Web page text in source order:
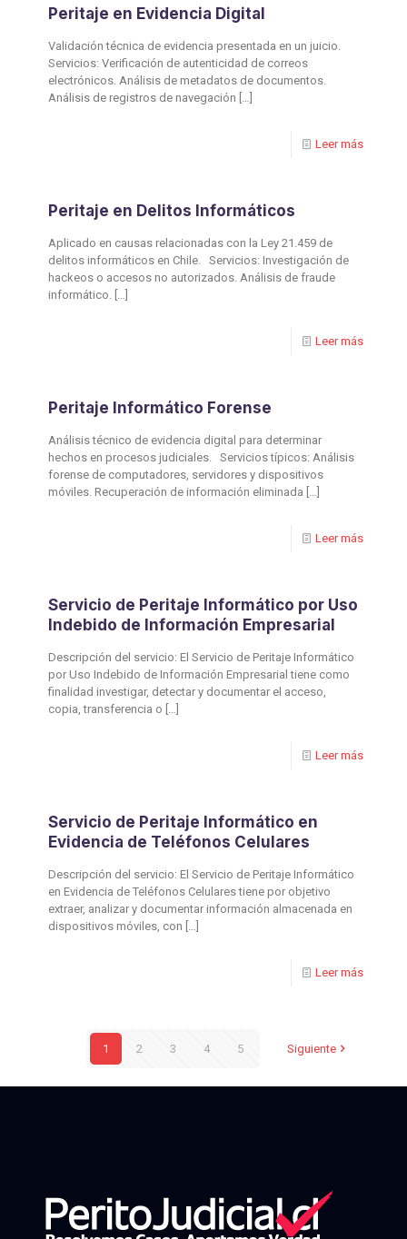
⁠Peritaje en Evidencia Digital
Validación técnica de evidencia presentada en un juicio.
Servicios: Verificación de autenticidad de correos
electrónicos. Análisis de metadatos de documentos.
Análisis de registros de navegación […]
Leer más
Peritaje en Delitos Informáticos
Aplicado en causas relacionadas con la Ley 21.459 de
delitos informáticos en Chile. Servicios: Investigación de
hackeos o accesos no autorizados. Análisis de fraude
informático. […]
Leer más
⁠Peritaje Informático Forense
Análisis técnico de evidencia digital para determinar
hechos en procesos judiciales. Servicios típicos: Análisis
forense de computadores, servidores y dispositivos
móviles. Recuperación de información eliminada […]
Leer más
Servicio de Peritaje Informático por Uso
Indebido de Información Empresarial
Descripción del servicio: El Servicio de Peritaje Informático
por Uso Indebido de Información Empresarial tiene como
finalidad investigar, detectar y documentar el acceso,
copia, transferencia o […]
Leer más
Servicio de Peritaje Informático en
Evidencia de Teléfonos Celulares
Descripción del servicio: El Servicio de Peritaje Informático
en Evidencia de Teléfonos Celulares tiene por objetivo
extraer, analizar y documentar información almacenada en
dispositivos móviles, con […]
Leer más
1 2 3 4 5 Siguiente